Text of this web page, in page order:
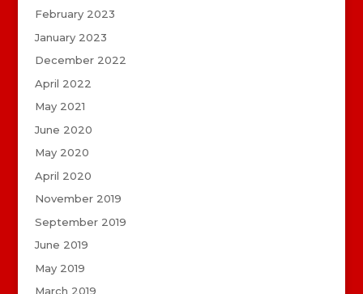
February 2023
January 2023
December 2022
April 2022
May 2021
June 2020
May 2020
April 2020
November 2019
September 2019
June 2019
May 2019
March 2019